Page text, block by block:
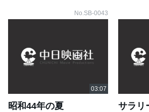
No.SB-0043
昭和44年の夏
サラリ